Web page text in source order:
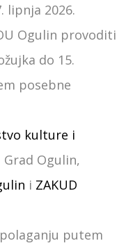
lipnja 2026.
Ogulin provoditi
do 15.
posebne
kulture i
Grad Ogulin,
i ZAKUD
putem